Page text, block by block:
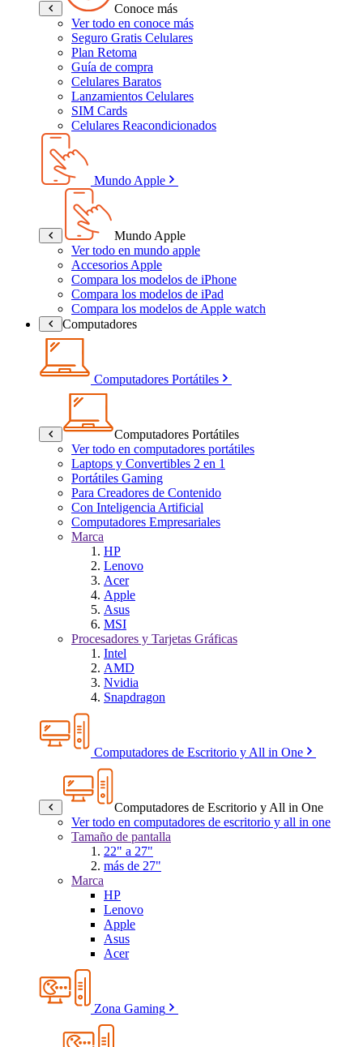
Conoce más
Ver todo en conoce más
Seguro Gratis Celulares
Plan Retoma
Guía de compra
Celulares Baratos
Lanzamientos Celulares
SIM Cards
Celulares Reacondicionados
Mundo Apple
Mundo Apple
Ver todo en mundo apple
Accesorios Apple
Compara los modelos de iPhone
Compara los modelos de iPad
Compara los modelos de Apple watch
Computadores
Computadores Portátiles
Computadores Portátiles
Ver todo en computadores portátiles
Laptops y Convertibles 2 en 1
Portátiles Gaming
Para Creadores de Contenido
Con Inteligencia Artificial
Computadores Empresariales
Marca
HP
Lenovo
Acer
Apple
Asus
MSI
Procesadores y Tarjetas Gráficas
Intel
AMD
Nvidia
Snapdragon
Computadores de Escritorio y All in One
Computadores de Escritorio y All in One
Ver todo en computadores de escritorio y all in one
Tamaño de pantalla
22" a 27"
más de 27"
Marca
HP
Lenovo
Apple
Asus
Acer
Zona Gaming